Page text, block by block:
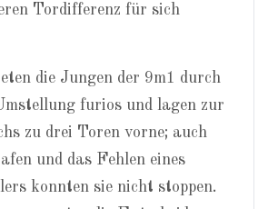
Tordifferenz für sich
die Jungen der 9m1 durch
furios und lagen zur
zu drei Toren vorne; auch
und das Fehlen eines
konnten sie nicht stoppen.